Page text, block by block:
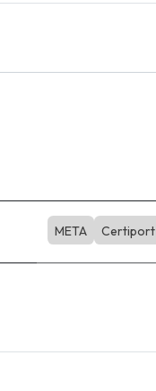
META Certiport